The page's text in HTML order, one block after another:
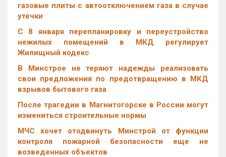
газовые плиты с автоотключением газа в случае
утечки
С 8 января перепланировку и переустройство
нежилых помещений в МКД регулирует
Жилищный кодекс
В Минстрое не теряют надежды реализовать
свои предложения по предотвращению в МКД
взрывов бытового газа
После трагедии в Магнитогорске в России могут
измениться строительные нормы
МЧС хочет отодвинуть Минстрой от функции
контроля пожарной безопасности еще не
возведенных объектов